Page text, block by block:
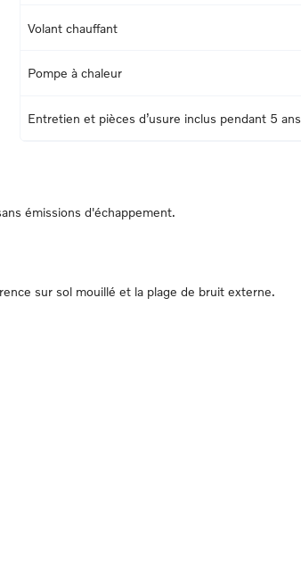
Volant chauffant
Pompe à chaleur
Entretien et pièces d’usure inclus pendant 5 ans
émissions d'échappement.
sur sol mouillé et la plage de bruit externe.